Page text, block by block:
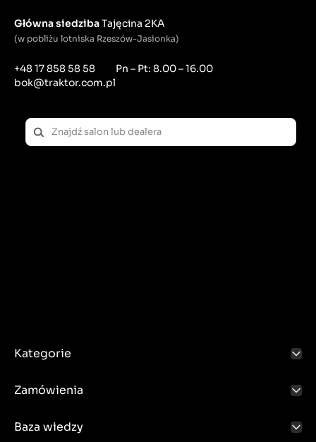
Główna siedzibaTajęcina 2KA
(w pobliżu lotniska Rzeszów-Jasionka)
+48 17 858 58 58
bok@traktor.com.pl
Pn – Pt: 8.00 – 16.00
Kategorie
Zamówienia
Baza wiedzy